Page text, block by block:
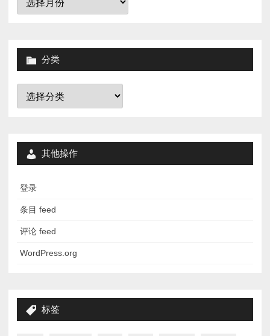
分类
分
其他操作
登录
条目 feed
评论 feed
WordPress.org
标签